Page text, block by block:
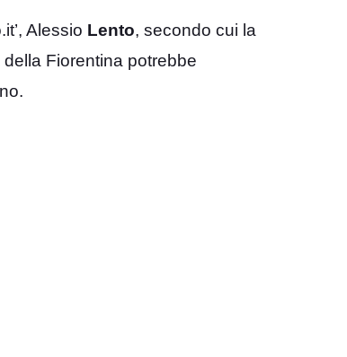
Alessio Lento, secondo cui la
Fiorentina potrebbe